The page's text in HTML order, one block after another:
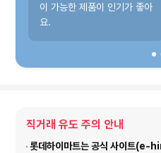
이 가능한 제품이 인기가 좋아
요.
직거래 유도 주의 안내
롯데하이마트는 공식 사이트